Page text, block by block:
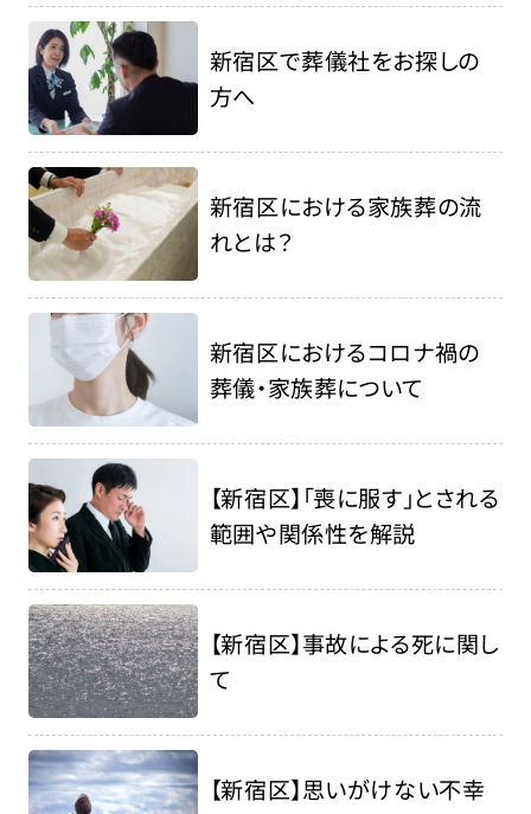
新宿区で葬儀社をお探しの
方へ
新宿区における家族葬の流
れとは？
新宿区におけるコロナ禍の
葬儀・家族葬について
【新宿区】「喪に服す」とされる
範囲や関係性を解説
【新宿区】事故による死に関し
て
【新宿区】思いがけない不幸